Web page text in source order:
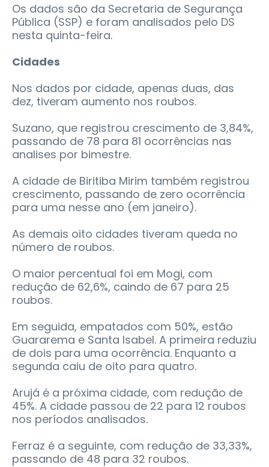
Os dados são da Secretaria de Segurança
Pública (SSP) e foram analisados pelo DS
nesta quinta-feira.
Cidades
Nos dados por cidade, apenas duas, das
dez, tiveram aumento nos roubos.
Suzano, que registrou crescimento de 3,84%,
passando de 78 para 81 ocorrências nas
analises por bimestre.
A cidade de Biritiba Mirim também registrou
crescimento, passando de zero ocorrência
para uma nesse ano (em janeiro).
As demais oito cidades tiveram queda no
número de roubos.
O maior percentual foi em Mogi, com
redução de 62,6%, caindo de 67 para 25
roubos.
Em seguida, empatados com 50%, estão
Guararema e Santa Isabel. A primeira reduziu
de dois para uma ocorrência. Enquanto a
segunda caiu de oito para quatro.
Arujá é a próxima cidade, com redução de
45%. A cidade passou de 22 para 12 roubos
nos períodos analisados.
Ferraz é a seguinte, com redução de 33,33%,
passando de 48 para 32 roubos.